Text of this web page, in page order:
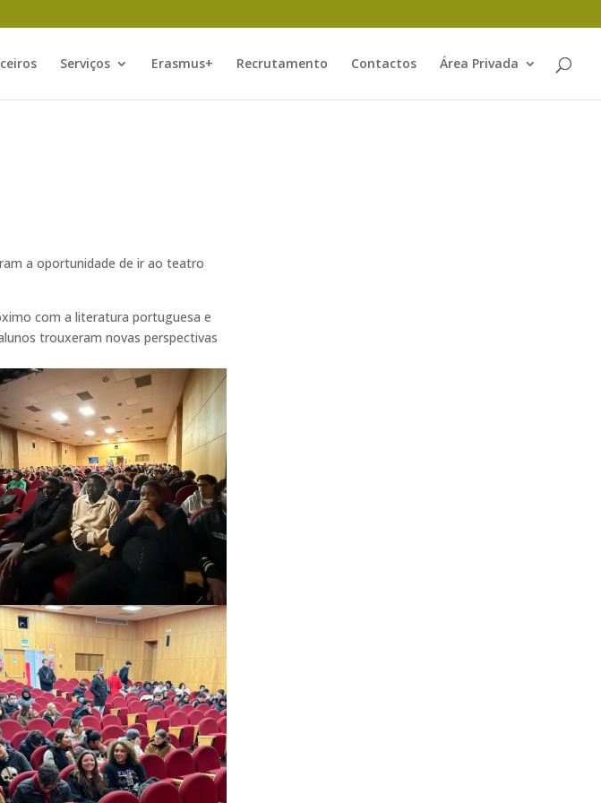
Serviços Erasmus+ Recrutamento Contactos Área Privada
a oportunidade de ir ao teatro
com a literatura portuguesa e
trouxeram novas perspectivas